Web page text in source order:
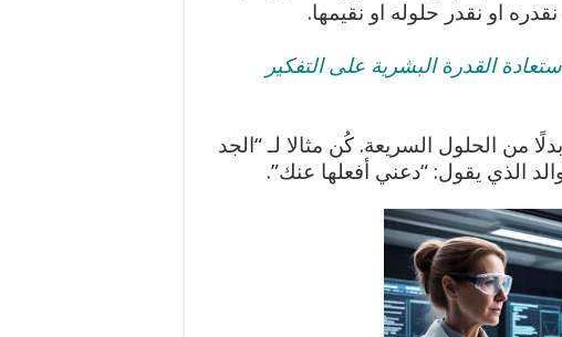
او نقدر حلوله او نقيمها.
القدرة البشرية على التفكير
من الحلول السريعة. كُن مثالا لـ “الجد
الذي يقول: “دعني أفعلها عنك”.